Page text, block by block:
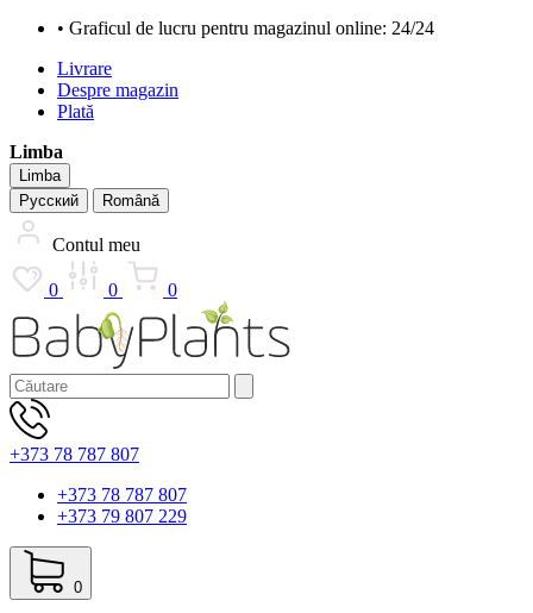
• Graficul de lucru pentru magazinul online: 24/24
Livrare
Despre magazin
Plată
Limba
Limba
Русский
Română
Contul meu
0 0 0
+373 78 787 807
+373 78 787 807
+373 79 807 229
0